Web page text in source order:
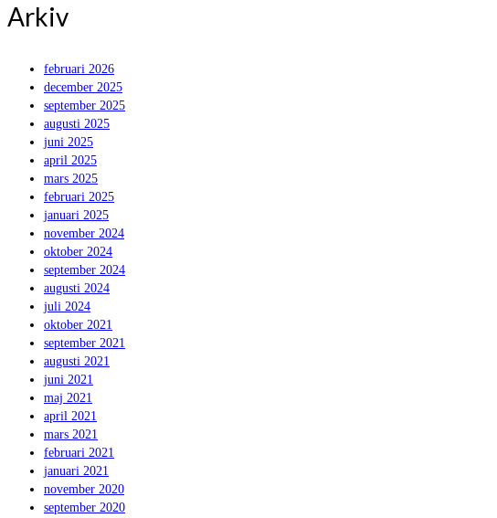
Arkiv
februari 2026
december 2025
september 2025
augusti 2025
juni 2025
april 2025
mars 2025
februari 2025
januari 2025
november 2024
oktober 2024
september 2024
augusti 2024
juli 2024
oktober 2021
september 2021
augusti 2021
juni 2021
maj 2021
april 2021
mars 2021
februari 2021
januari 2021
november 2020
september 2020